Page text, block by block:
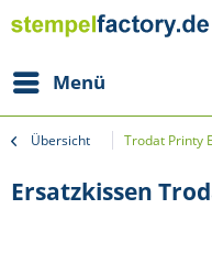
Menü
Übersicht Trodat Printy
Ersatzkissen